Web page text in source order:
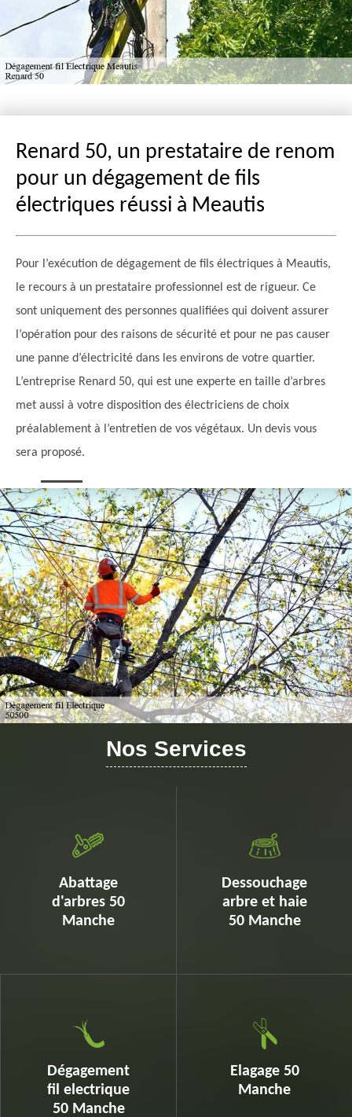
Renard 50, un prestataire de renom
pour un dégagement de fils
électriques réussi à Meautis
Pour l’exécution de dégagement de fils électriques à Meautis,
le recours à un prestataire professionnel est de rigueur. Ce
sont uniquement des personnes qualifiées qui doivent assurer
l’opération pour des raisons de sécurité et pour ne pas causer
une panne d’électricité dans les environs de votre quartier.
L’entreprise Renard 50, qui est une experte en taille d’arbres
met aussi à votre disposition des électriciens de choix
préalablement à l’entretien de vos végétaux. Un devis vous
sera proposé.
Nos Services
Abattage
d'arbres 50
Manche
Dessouchage
arbre et haie
50 Manche
Dégagement
fil electrique
50 Manche
Elagage 50
Manche